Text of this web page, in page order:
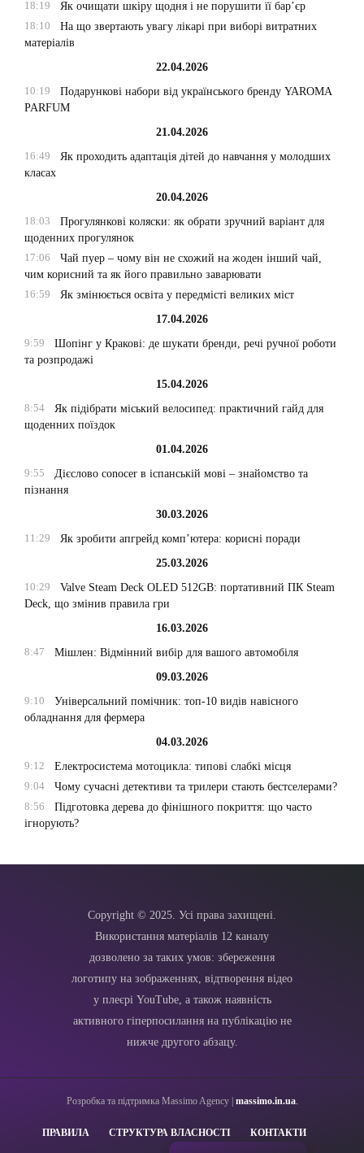
18:19
Як очищати шкіру щодня і не порушити її бар’єр
18:10
На що звертають увагу лікарі при виборі витратних
матеріалів
22.04.2026
10:19
Подарункові набори від українського бренду YAROMA
PARFUM
21.04.2026
16:49
Як проходить адаптація дітей до навчання у молодших
класах
20.04.2026
18:03
Прогулянкові коляски: як обрати зручний варіант для
щоденних прогулянок
17:06
Чай пуер – чому він не схожий на жоден інший чай,
чим корисний та як його правильно заварювати
16:59
Як змінюється освіта у передмісті великих міст
17.04.2026
9:59
Шопінг у Кракові: де шукати бренди, речі ручної роботи
та розпродажі
15.04.2026
8:54
Як підібрати міський велосипед: практичний гайд для
щоденних поїздок
01.04.2026
9:55
Дієслово conocer в іспанській мові – знайомство та
пізнання
30.03.2026
11:29
Як зробити апгрейд комп’ютера: корисні поради
25.03.2026
10:29
Valve Steam Deck OLED 512GB: портативний ПК Steam
Deck, що змінив правила гри
16.03.2026
8:47
Мішлен: Відмінний вибір для вашого автомобіля
09.03.2026
9:10
Універсальний помічник: топ-10 видів навісного
обладнання для фермера
04.03.2026
9:12
Електросистема мотоцикла: типові слабкі місця
9:04
Чому сучасні детективи та трилери стають бестселерами?
8:56
Підготовка дерева до фінішного покриття: що часто
ігнорують?
Copyright © 2025. Усі права захищені.
Використання матеріалів 12 каналу
дозволено за таких умов: збереження
логотипу на зображеннях, відтворення відео
у плеєрі YouTube, а також наявність
активного гіперпосилання на публікацію не
нижче другого абзацу.
Розробка та підтримка Massimo Agency | massimo.in.ua.
ПРАВИЛА СТРУКТУРА ВЛАСНОСТІ КОНТАКТИ